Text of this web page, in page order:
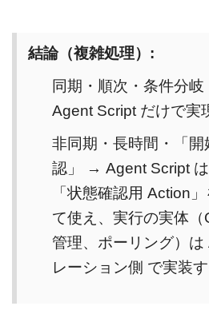
結論（複雑処理）:
同期・順次・条件分
Agent Script だけで実
非同期・長時間・「
認」 → Agent Script は
「状態確認用 Action
て使え、実行の実体
管理、ポーリング）は
レーション側 で実装